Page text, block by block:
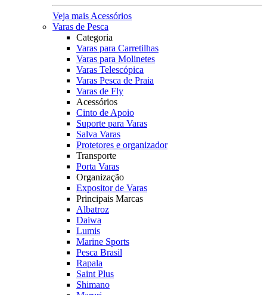
Veja mais Acessórios
Varas de Pesca
Categoria
Varas para Carretilhas
Varas para Molinetes
Varas Telescópica
Varas Pesca de Praia
Varas de Fly
Acessórios
Cinto de Apoio
Suporte para Varas
Salva Varas
Protetores e organizador
Transporte
Porta Varas
Organização
Expositor de Varas
Principais Marcas
Albatroz
Daiwa
Lumis
Marine Sports
Pesca Brasil
Rapala
Saint Plus
Shimano